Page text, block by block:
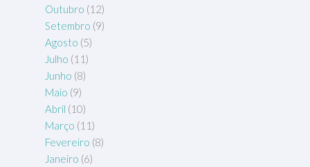
Outubro (12)
Setembro (9)
Agosto (5)
Julho (11)
Junho (8)
Maio (9)
Abril (10)
Março (11)
Fevereiro (8)
Janeiro (6)